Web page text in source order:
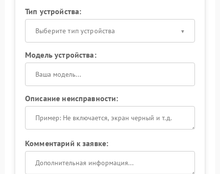
Тип устройства:
Выберите тип устройства
Модель устройства:
Описание неисправности:
Комментарий к заявке: